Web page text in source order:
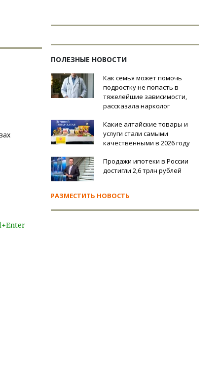
ПОЛЕЗНЫЕ НОВОСТИ
Как семья может помочь
подростку не попасть в
тяжелейшие зависимости,
рассказала нарколог
Какие алтайские товары и
услуги стали самыми
качественными в 2026 году
Продажи ипотеки в России
достигли 2,6 трлн рублей
РАЗМЕСТИТЬ НОВОСТЬ